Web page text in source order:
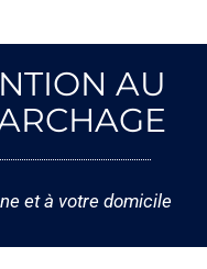
AU
et à votre domicile